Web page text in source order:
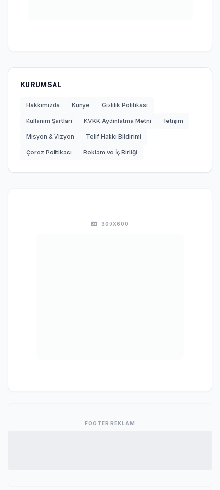
KURUMSAL
Hakkımızda Künye Gizlilik Politikası
Kullanım Şartları KVKK Aydınlatma Metni İletişim
Misyon & Vizyon Telif Hakkı Bildirimi
Çerez Politikası Reklam ve İş Birliği
300X600
FOOTER REKLAM